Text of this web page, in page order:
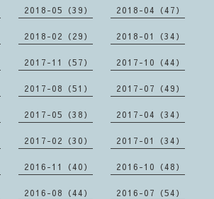
2018-05（39） 2018-04（47）
2018-02（29） 2018-01（34）
2017-11（57） 2017-10（44）
2017-08（51） 2017-07（49）
2017-05（38） 2017-04（34）
2017-02（30） 2017-01（34）
2016-11（40） 2016-10（48）
2016-08（44） 2016-07（54）